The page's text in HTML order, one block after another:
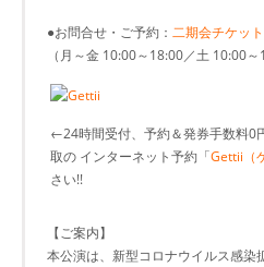
●お問合せ・ご予約： 二期会チケッ
（月～金 10:00～18:00／土 10:00～
←24時間受付、予約＆発券手数料0
取の インターネット予約「Gettii（
さい!!
【ご案内】
本公演は、新型コロナウイルス感染